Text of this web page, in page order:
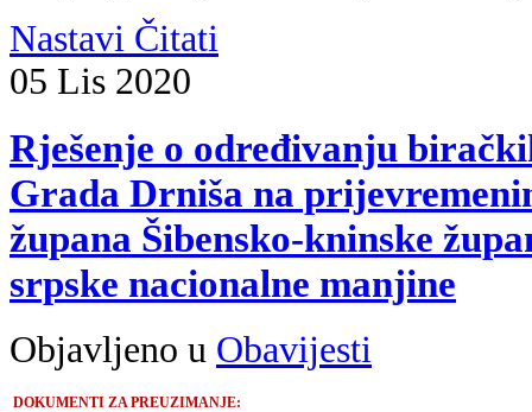
Nastavi Čitati
05 Lis 2020
Rješenje o određivanju
Grada Drniša na
župana Šibensko-kninske
srpske nacionalne manjine
Objavljeno u Obavijesti
DOKUMENTI ZA PREUZIMANJE: